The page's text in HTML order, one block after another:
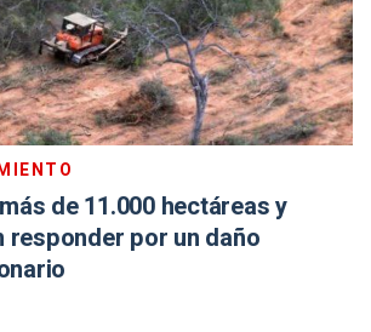
de 11.000 hectáreas y
responder por un daño